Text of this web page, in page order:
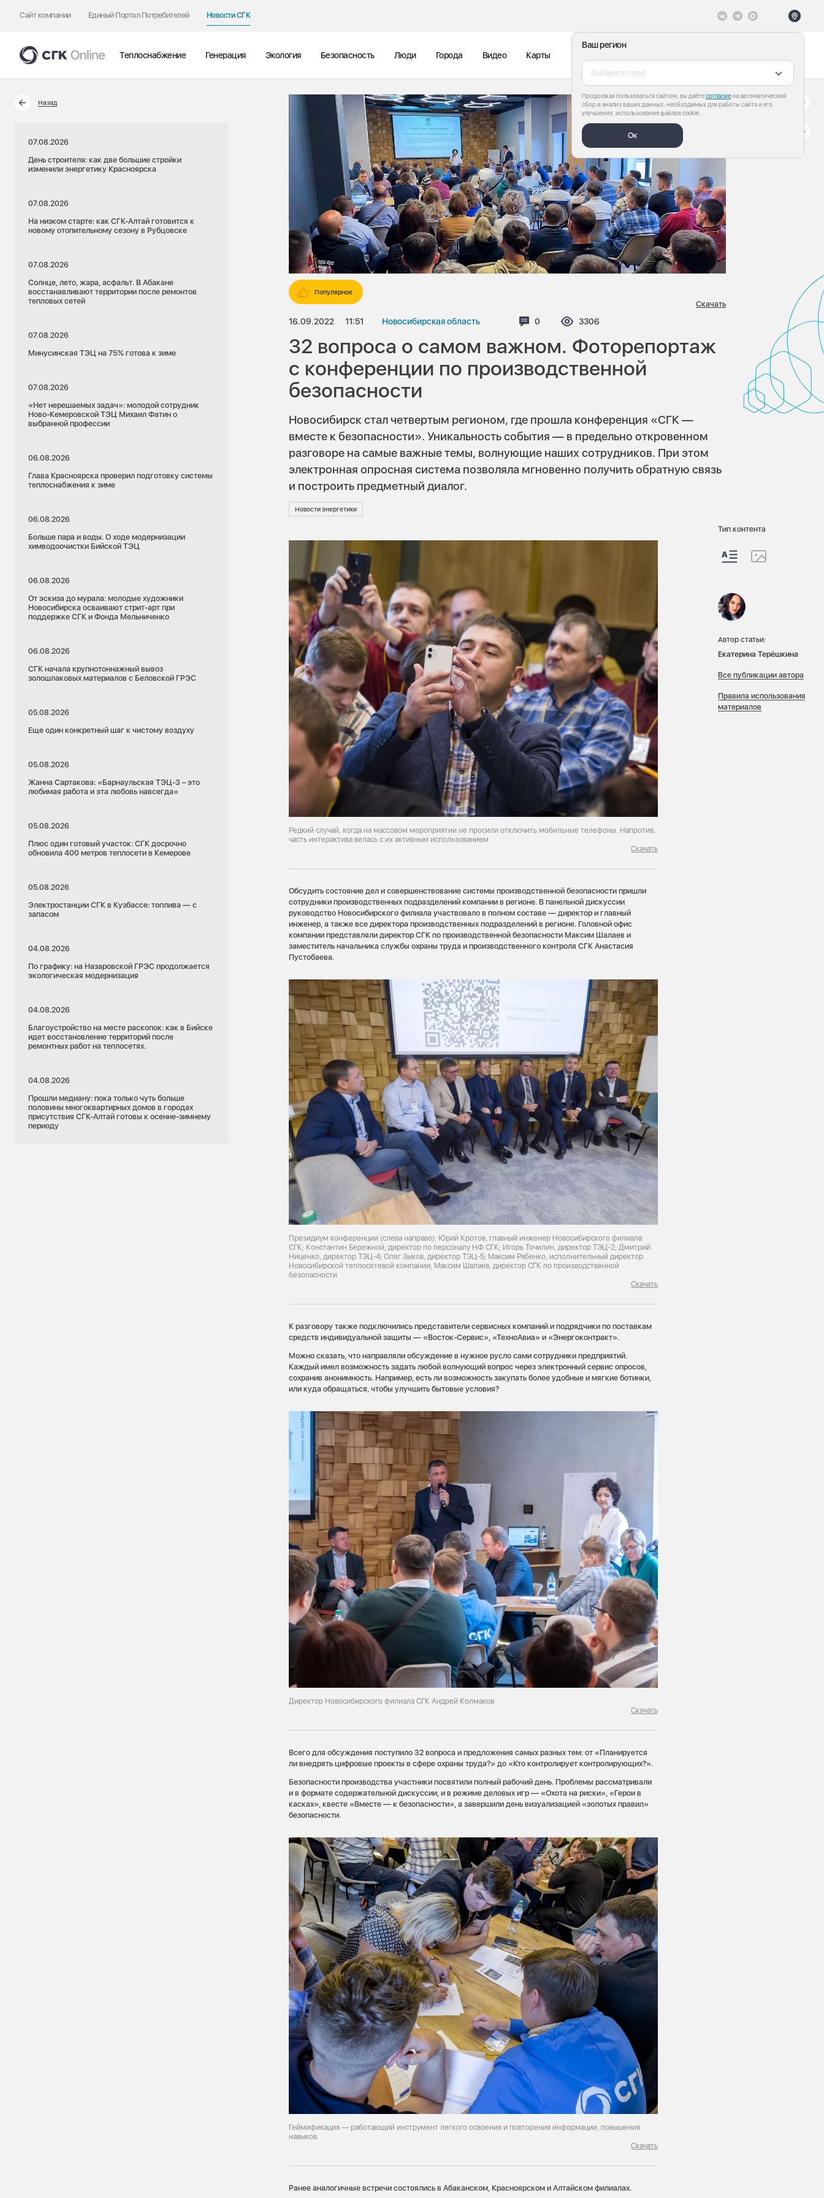
Сайт компании Единый Портал Потребителей Новости СГК
Ваш регион
Выберите город
Продолжая пользоваться сайтом, вы даётесогласиена автоматический
сбор и анализ ваших данных, необходимых для работы сайта и его
улучшения, использование файлов cookie.
Ок
Теплоснабжение Генерация Экология Безопасность Люди Города Видео Карты
Назад
07.08.2026
День строителя: как две большие стройки
изменили энергетику Красноярска
07.08.2026
На низком старте: как СГК-Алтай готовится к
новому отопительному сезону в Рубцовске
07.08.2026
Солнце, лето, жара, асфальт. В Абакане
восстанавливают территории после ремонтов
тепловых сетей
07.08.2026
Минусинская ТЭЦ на 75% готова к зиме
07.08.2026
«Нет нерешаемых задач»: молодой сотрудник
Ново-Кемеровской ТЭЦ Михаил Фатин о
выбранной профессии
06.08.2026
Глава Красноярска проверил подготовку системы
теплоснабжения к зиме
06.08.2026
Больше пара и воды. О ходе модернизации
химводоочистки Бийской ТЭЦ
06.08.2026
От эскиза до мурала: молодые художники
Новосибирска осваивают стрит-арт при
поддержке СГК и Фонда Мельниченко
06.08.2026
СГК начала крупнотоннажный вывоз
золошлаковых материалов с Беловской ГРЭС
05.08.2026
Еще один конкретный шаг к чистому воздуху
05.08.2026
Жанна Сартакова: «Барнаульская ТЭЦ-3 – это
любимая работа и эта любовь навсегда»
05.08.2026
Плюс один готовый участок: СГК досрочно
обновила 400 метров теплосети в Кемерове
05.08.2026
Электростанции СГК в Кузбассе: топлива — с
запасом
04.08.2026
По графику: на Назаровской ГРЭС продолжается
экологическая модернизация
04.08.2026
Благоустройство на месте раскопок: как в Бийске
идет восстановление территорий после
ремонтных работ на теплосетях.
04.08.2026
Прошли медиану: пока только чуть больше
половины многоквартирных домов в городах
присутствия СГК-Алтай готовы к осенне-зимнему
периоду
Популярное
16.09.2022 11:51 Новосибирская область Комментариев:
0 Просмотров:
3306
Скачать
32 вопроса о самом важном. Фоторепортаж
с конференции по производственной
безопасности
Новосибирск стал четвертым регионом, где прошла конференция «CГК —
вместе к безопасности». Уникальность события — в предельно откровенном
разговоре на самые важные темы, волнующие наших сотрудников. При этом
электронная опросная система позволяла мгновенно получить обратную связь
и построить предметный диалог.
Новости энергетики
Редкий случай, когда на массовом мероприятии не просили отключить мобильные телефоны. Напротив,
часть интерактива велась с их активным использованием
Скачать
Обсудить состояние дел и совершенствование системы производственной безопасности пришли
сотрудники производственных подразделений компании в регионе. В панельной дискуссии
руководство Новосибирского филиала участвовало в полном составе — директор и главный
инженер, а также все директора производственных подразделений в регионе. Головной офис
компании представляли директор СГК по производственной безопасности Максим Шалаев и
заместитель начальника службы охраны труда и производственного контроля СГК Анастасия
Пустобаева.
Президиум конференции (слева направо): Юрий Кротов, главный инженер Новосибирского филиала
СГК; Константин Бережной, директор по персоналу НФ СГК; Игорь Точилин, директор ТЭЦ-2; Дмитрий
Ниценко, директор ТЭЦ-4; Олег Зыков, директор ТЭЦ-5; Максим Рябенко, исполнительный директор
Новосибирской теплосетевой компании; Максим Шалаев, директор СГК по производственной
безопасности
Скачать
К разговору также подключились представители сервисных компаний и подрядчики по поставкам
средств индивидуальной защиты — «Восток-Сервис», «ТехноАвиа» и «Энергоконтракт».
Можно сказать, что направляли обсуждение в нужное русло сами сотрудники предприятий.
Каждый имел возможность задать любой волнующий вопрос через электронный сервис опросов,
сохранив анонимность. Например, есть ли возможность закупать более удобные и мягкие ботинки,
или куда обращаться, чтобы улучшить бытовые условия?
Директор Новосибирского филиала СГК Андрей Колмаков
Скачать
Всего для обсуждения поступило 32 вопроса и предложения самых разных тем: от «Планируется
ли внедрять цифровые проекты в сфере охраны труда?» до «Кто контролирует контролирующих?».
Безопасности производства участники посвятили полный рабочий день. Проблемы рассматривали
и в формате содержательной дискуссии, и в режиме деловых игр — «Охота на риски», «Герои в
касках», квесте «Вместе — к безопасности», а завершили день визуализацией «золотых правил»
безопасности.
Геймификация — работающий инструмент легкого освоения и повторения информации, повышения
навыков.
Скачать
Ранее аналогичные встречи состоялись в Абаканском, Красноярском и Алтайском филиалах.
Тип контента
Автор статьи:
Екатерина Терёшкина
Все публикации автора
Правила использования
материалов